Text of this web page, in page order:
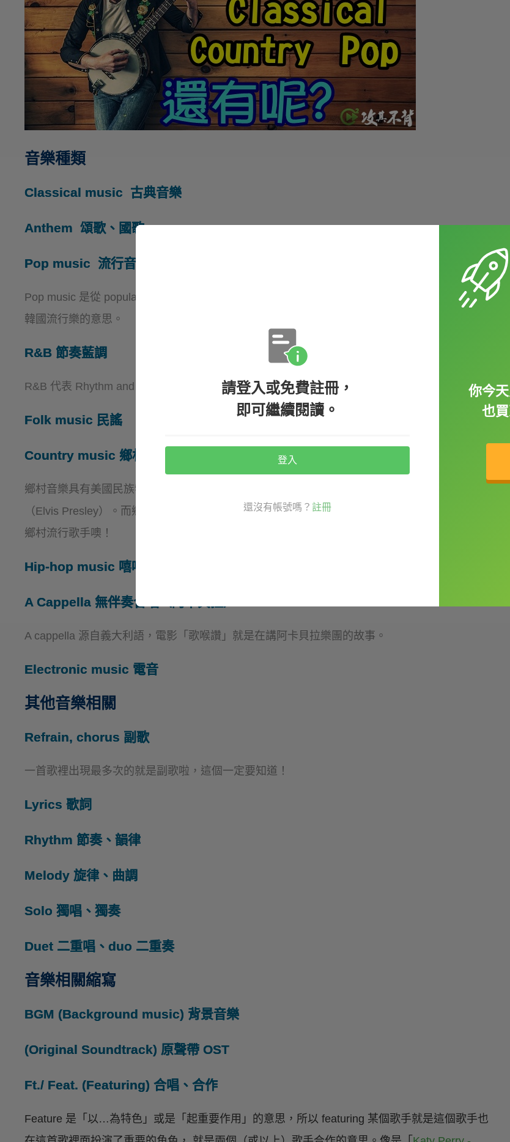
音樂種類
Classical music 古典音樂
Anthem 頌歌、國歌
Pop music 流行音樂
Pop music 是從 popular music 而來的，而我們現在常看到的 J-Pop 跟 K-Pop 就是日本流行樂跟
韓國流行樂的意思。
R&B 節奏藍調
R&B 代表 Rhythm and Blues。
Folk music 民謠
Country music 鄉村音樂
鄉村音樂具有美國民族特色，融合傳統民謠與福音音樂，鄉村音樂最著名的代表歌手就是貓王
（Elvis Presley）。而鄉村音樂跟流行音樂結合就是鄉村流行樂 Country pop music，泰勒絲就是
鄉村流行歌手噢！
Hip-hop music 嘻哈音樂
A Cappella 無伴奏合唱（阿卡貝拉）
A cappella 源自義大利語，電影「歌喉讚」就是在講阿卡貝拉樂團的故事。
Electronic music 電音
其他音樂相關
Refrain, chorus 副歌
一首歌裡出現最多次的就是副歌啦，這個一定要知道！
Lyrics 歌詞
Rhythm 節奏、韻律
Melody 旋律、曲調
Solo 獨唱、獨奏
Duet 二重唱、duo 二重奏
音樂相關縮寫
BGM (Background music) 背景音樂
(Original Soundtrack) 原聲帶 OST
Ft./ Feat. (Featuring) 合唱、合作
Feature 是「以…為特色」或是「起重要作用」的意思，所以 featuring 某個歌手就是這個歌手也
請登入或免費註冊，
即可繼續閱讀。
登入
還沒有帳號嗎？ 註冊
你今
也